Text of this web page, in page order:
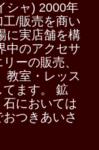
シャ) 2000年
/販売を商い
に実店舗を構
中のアクセサ
ーの販売、
教室・レッス
てます。 鉱
においては
つきあいさ